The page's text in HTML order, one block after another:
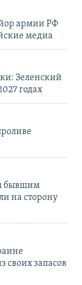
армии РФ
медиа
Зеленский
годах
бывшим
на сторону
своих запасов